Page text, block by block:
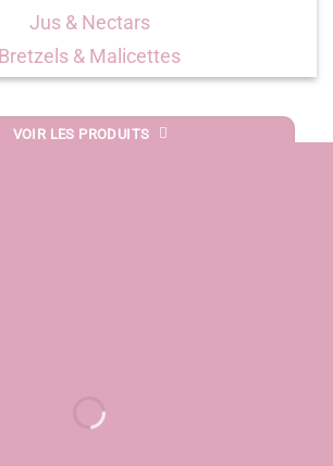
Jus & Nectars
Bretzels & Malicettes
VOIR LES PRODUITS